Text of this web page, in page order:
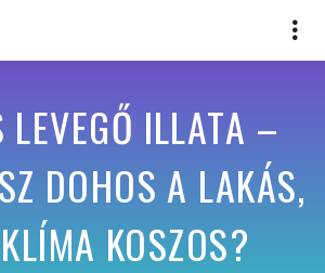
LEVEGŐ ILLATA –
DOHOS A LAKÁS,
KOSZOS?